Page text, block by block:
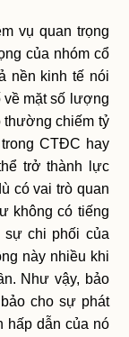
vụ quan trọng
của nhóm cổ
nền kinh tế nói
về mặt số lượng
thường chiếm tỷ
CTĐC hay
trở thành lực
có vai trò quan
không có tiếng
sự chi phối của
này nhiều khi
Như vậy, bảo
cho sự phát
hấp dẫn của nó